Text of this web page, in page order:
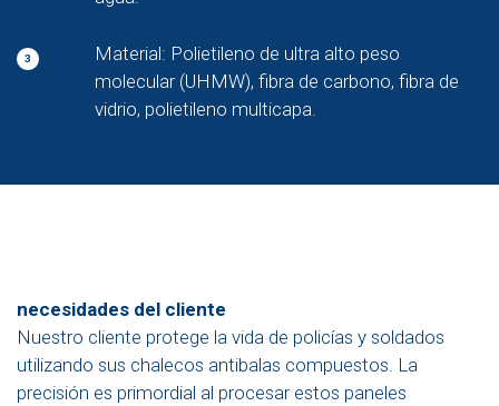
3
Material: Polietileno de ultra alto peso
molecular (UHMW), fibra de carbono, fibra de
vidrio, polietileno multicapa.
necesidades del cliente
Nuestro cliente protege la vida de policías y soldados
utilizando sus chalecos antibalas compuestos. La
precisión es primordial al procesar estos paneles